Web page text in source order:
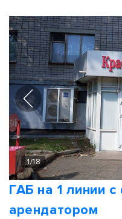
1/18
ГАБ на 1 линии
арендатором